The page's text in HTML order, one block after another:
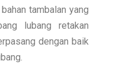
tambalan yang
lubang retakan
dengan baik